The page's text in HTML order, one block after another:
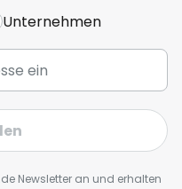
Unternehmen
Newsletter an und erhalten